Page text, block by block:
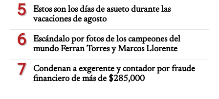
5
Estos son los días de asueto durante las
vacaciones de agosto
6
Escándalo por fotos de los campeones del
mundo Ferran Torres y Marcos Llorente
7
Condenan a exgerente y contador por fraude
financiero de más de $285,000